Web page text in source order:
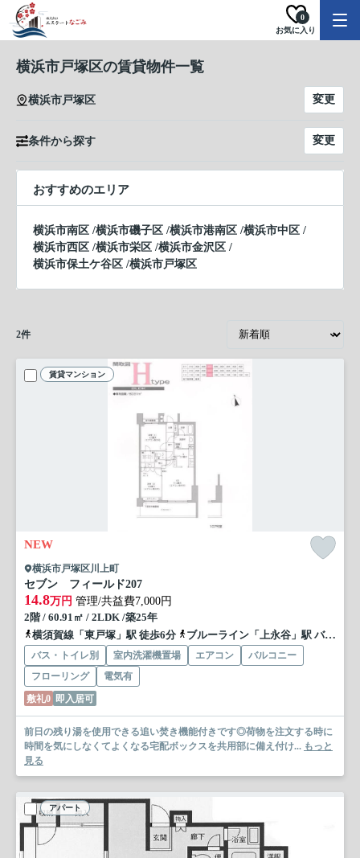
お気に入り
0
横浜市戸塚区の賃貸物件一覧
横浜市戸塚区 変更
条件から探す 変更
おすすめのエリア
横浜市南区 /横浜市磯子区 /横浜市港南区 /横浜市中区 /
横浜市西区 /横浜市栄区 /横浜市金沢区 /
横浜市保土ケ谷区 /横浜市戸塚区
2件
賃貸マンション
NEW
横浜市戸塚区川上町
セブン フィールド207
14.8万円 管理/共益費7,000円
2階 / 60.91㎡ / 2LDK /築25年
横須賀線「東戸塚」駅 徒歩6分
ブルーライン「上永谷」駅 バス24分 神奈川中央交通「東戸塚駅東口」 停歩6分
バス・トイレ別 室内洗濯機置場 エアコン
バルコニー
フローリング
電気有
敷礼0 即入居可
前日の残り湯を使用できる追い焚き機能付きです◎荷物を注文する時に
時間を気にしなくてよくなる宅配ボックスを共用部に備え付け... もっと
見る
アパート